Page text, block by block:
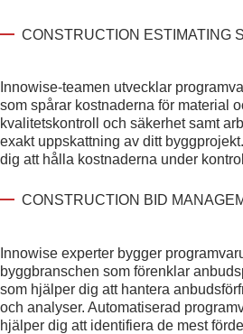
CONSTRUCTION ESTIMATING
Innowise-teamen utvecklar
som spårar kostnaderna för material
kvalitetskontroll och säkerhet samt
exakt uppskattning av ditt
dig att hålla kostnaderna under
CONSTRUCTION BID
Innowise experter bygger
byggbranschen som förenklar
som hjälper dig att hantera
och analyser. Automatiserad
hjälper dig att identifiera de mest